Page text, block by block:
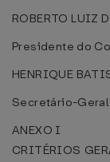
ROBERTO LUIZ
Presidente do
HENRIQUE
Secretário-Geral
ANEXO I
CRITÉRIOS